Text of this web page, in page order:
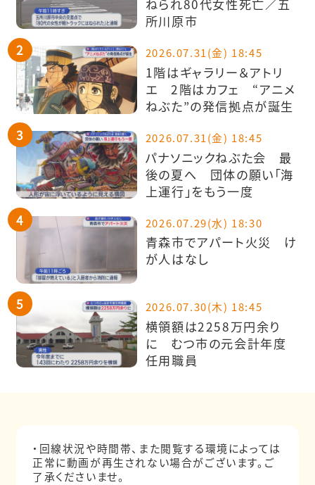
ねられ80代女性死亡／五
所川原市
2026.07.31(金) 18:45
1階はギャラリー＆アトリ
エ 2階はカフェ “アニメ
ねぶた”の発信拠点が誕生
2026.07.31(金) 18:45
パナソニックねぶた会 最
後の夏へ 団体の願い「海
上運行」をもう一度
2026.07.29(水) 18:30
青森市でアパート火災 け
が人はなし
2026.07.30(木) 18:45
横領額は2258万円余り
に むつ市の元会計年度
任用職員
・回線状況や時間帯、また閲覧する環境によっては
正常に動画が再生されない場合がございます。ご
了承くださいませ。